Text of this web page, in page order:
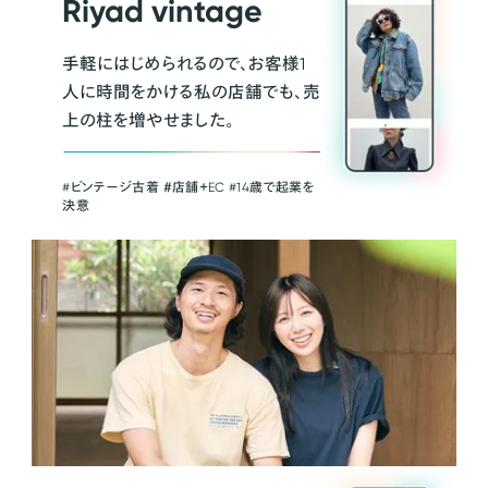
Riyad vintage
手軽にはじめられるので、お客様1
人に時間をかける私の店舗でも、売
上の柱を増やせました。
#ビンテージ古着 ＃店舗＋EC #14歳で起業を
決意